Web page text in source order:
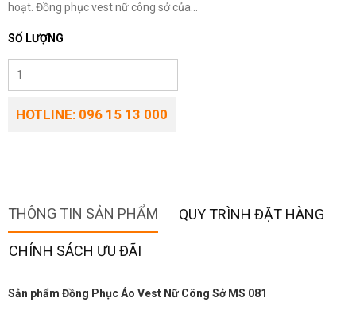
hoạt. Đồng phục vest nữ công sở của...
SỐ LƯỢNG
HOTLINE: 096 15 13 000
THÔNG TIN SẢN PHẨM QUY TRÌNH ĐẶT HÀNG
CHÍNH SÁCH ƯU ĐÃI
Sản phẩm Đồng Phục Áo Vest Nữ Công Sở MS 081